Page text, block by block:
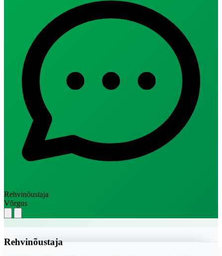
Rehvinõustaja
Võrgus
Rehvinõustaja